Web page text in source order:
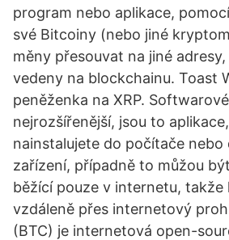
program nebo aplikace,
své Bitcoiny (nebo jiné
měny přesouvat na jiné
vedeny na blockchainu. Toast
peněženka na XRP.
nejrozšířenější, jsou to
nainstalujete do počítače nebo
zařízení, případně to můžou
běžící pouze v internetu, takže
vzdáleně přes internetový
(BTC) je internetová open-